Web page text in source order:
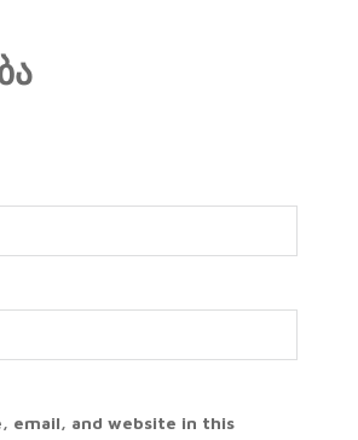
email, and website in this